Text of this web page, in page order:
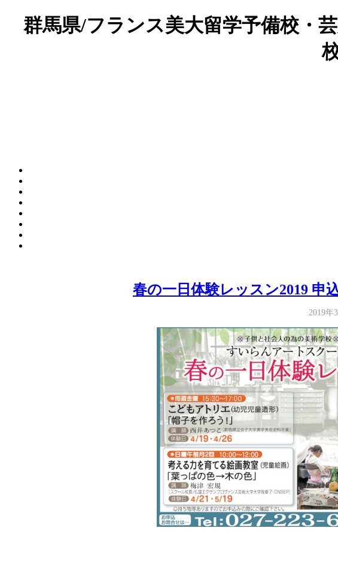
群馬県/フランス美大留学予備校・
春の一日体験レッスン2019 申
2019年